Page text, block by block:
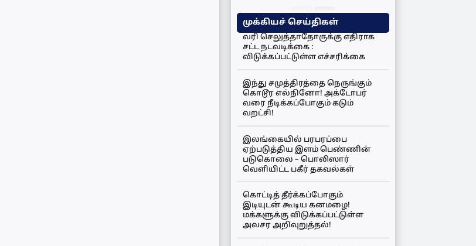
முக்கியச் செய்திகள்
வரி செலுத்தாதோருக்கு எதிராக
சட்ட நடவடிக்கை :
விடுக்கப்பட்டுள்ள எச்சரிக்கை
இந்து சமுத்திரத்தை நெருங்கும்
கொடூர எல்நினோ! அக்டோபர்
வரை நீடிக்கப்போகும் கடும்
வறட்சி!
இலங்கையில் பரபரப்பை
ஏற்படுத்திய இளம் பெண்ணின்
படுகொலை – பொலிஸார்
வெளியிட்ட பகீர் தகவல்கள்
கொட்டித் தீர்க்கப்போகும்
இடியுடன் கூடிய கனமழை!
மக்களுக்கு விடுக்கப்பட்டுள்ள
அவசர அறிவுறுத்தல்!